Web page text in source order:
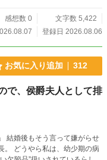
感想数 0
文字数 5,422
登録日 2026.08.06
お気に入り追加 312
で、侯爵夫人として排
の病